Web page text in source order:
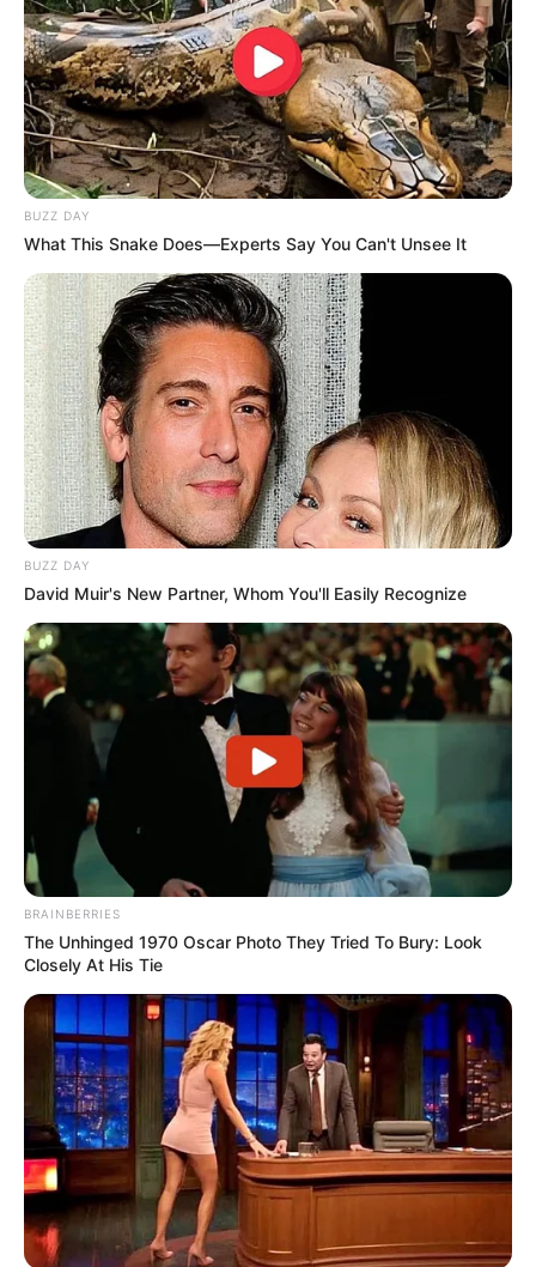
BUZZ DAY
What This Snake Does—Experts Say You Can't Unsee It
BUZZ DAY
David Muir's New Partner, Whom You'll Easily Recognize
BRAINBERRIES
The Unhinged 1970 Oscar Photo They Tried To Bury: Look
Closely At His Tie